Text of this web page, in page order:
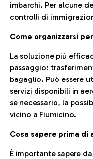
imbarchi. Per alcune
controlli di
Come organizzarsi
La soluzione più
passaggio:
bagaglio. Può essere
servizi disponibili in
se necessario, la
vicino a Fiumicino.
Cosa sapere prima di
È importante sapere